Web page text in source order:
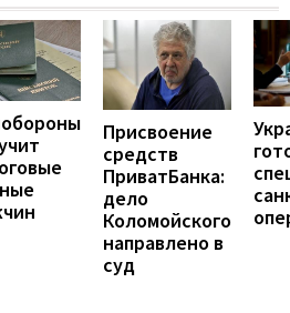
Присвоение
средств
ПриватБанка:
дело
Коломойского
направлено в
суд